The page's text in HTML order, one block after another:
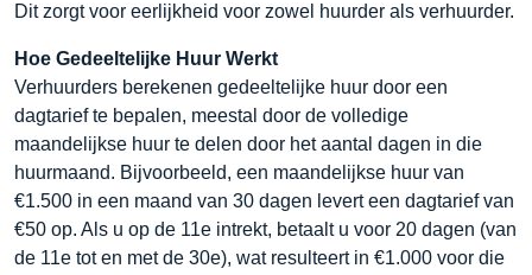
Dit zorgt voor eerlijkheid voor zowel huurder als verhuurder.
Hoe Gedeeltelijke Huur Werkt
Verhuurders berekenen gedeeltelijke huur door een
dagtarief te bepalen, meestal door de volledige
maandelijkse huur te delen door het aantal dagen in die
huurmaand. Bijvoorbeeld, een maandelijkse huur van
€1.500 in een maand van 30 dagen levert een dagtarief van
€50 op. Als u op de 11e intrekt, betaalt u voor 20 dagen (van
de 11e tot en met de 30e), wat resulteert in €1.000 voor die